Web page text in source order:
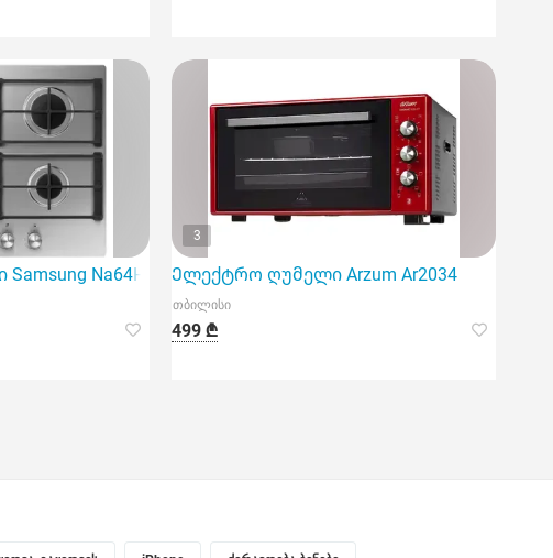
Na64H3010As/WT
3
Ელექტრო ღუმელი Arzum Ar2034
თბილისი
499 ₾